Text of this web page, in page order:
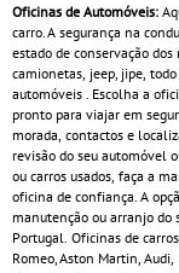
Oficinas de Automóveis:
carro. A segurança na
estado de conservação
camionetas, jeep, jipe,
automóveis . Escolha a
pronto para viajar em
morada, contactos e
revisão do seu automóvel
ou carros usados, faça a
oficina de confiança. A
manutenção ou arranjo do
Portugal. Oficinas de
Romeo, Aston Martin,